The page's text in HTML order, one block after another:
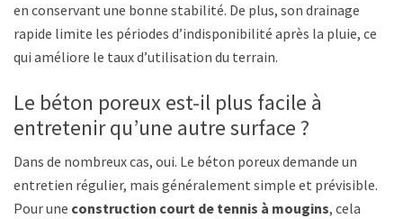
en conservant une bonne stabilité. De plus, son drainage
rapide limite les périodes d’indisponibilité après la pluie, ce
qui améliore le taux d’utilisation du terrain.
Le béton poreux est-il plus facile à
entretenir qu’une autre surface ?
Dans de nombreux cas, oui. Le béton poreux demande un
entretien régulier, mais généralement simple et prévisible.
Pour une construction court de tennis à mougins, cela